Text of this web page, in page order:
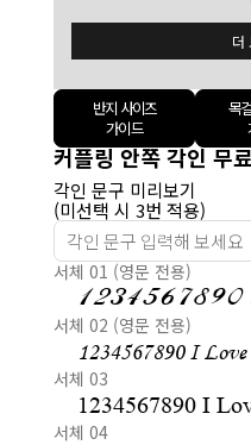
반지 사이즈
가이드
목
커플링 안쪽 각인 무
각인 문구 미리보기
(미선택 시 3번 적용)
서체 01 (영문 전용)
서체 02 (영문 전용)
1234567890 I
서체 03
1234567890 I
서체 04